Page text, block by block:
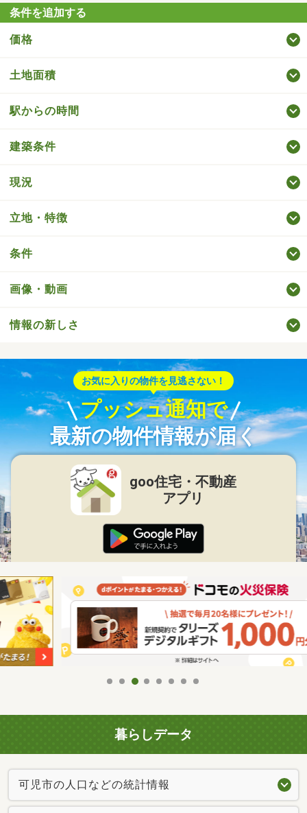
条件を追加する
価格
土地面積
駅からの時間
建築条件
現況
立地・特徴
条件
画像・動画
情報の新しさ
お気に入りの物件を見逃さない！
プッシュ通知で
最新の物件情報が届く
goo住宅・不動産
アプリ
暮らしデータ
可児市の人口などの統計情報